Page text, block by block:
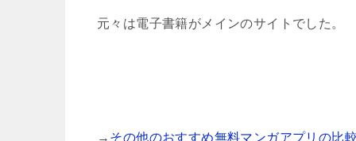
元々は電子書籍がメインのサイトでした。
→ その他のおすすめ無料マンガアプリの比